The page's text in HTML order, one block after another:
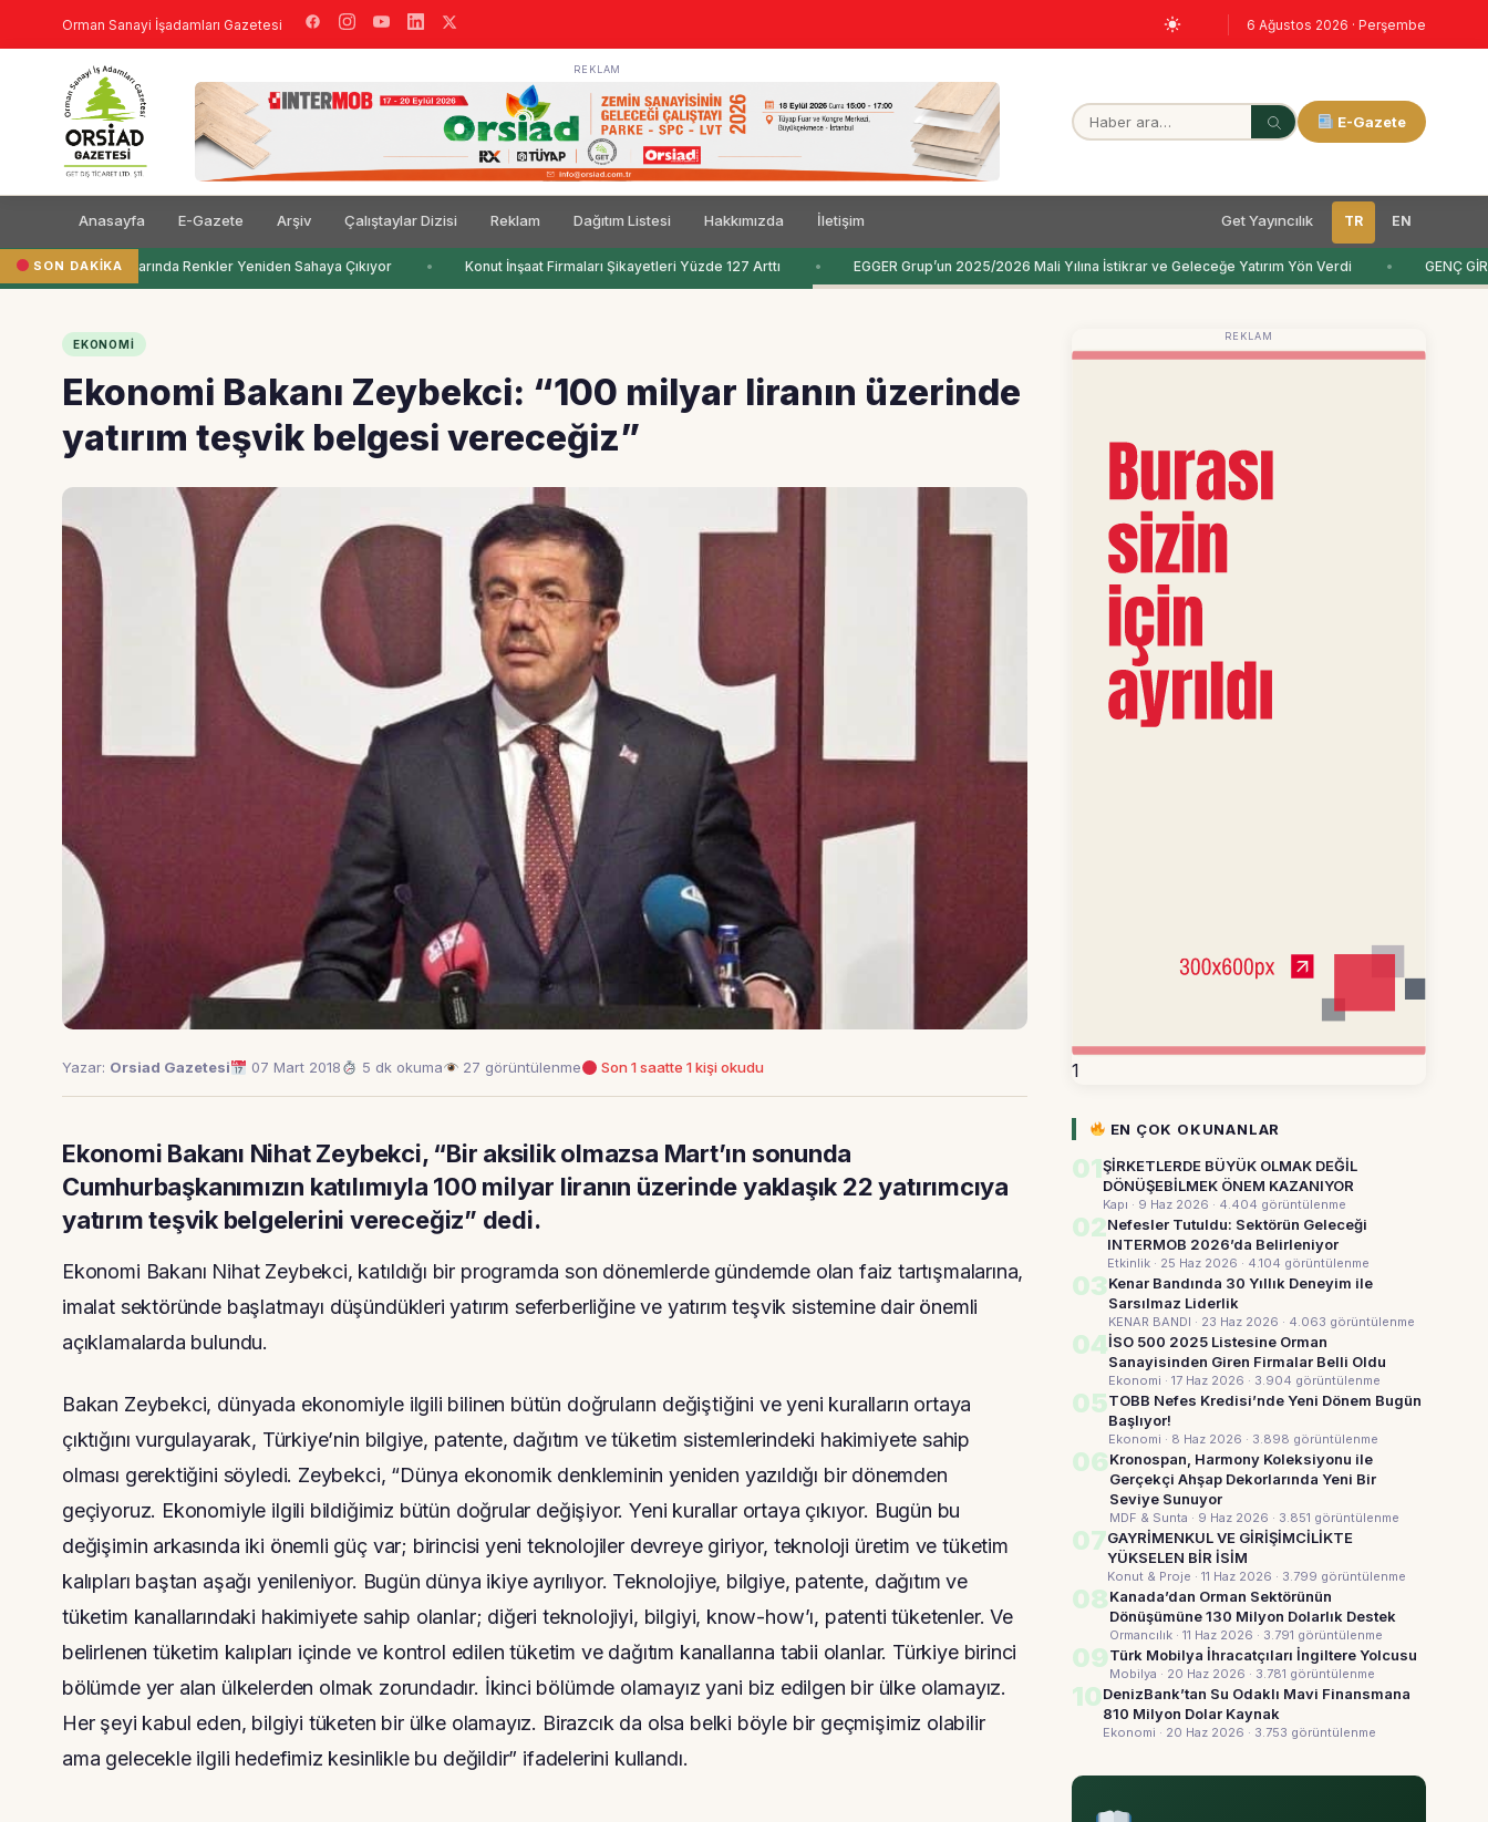
Orman Sanayi İşadamları Gazetesi 6 Ağustos 2026 · Perşembe
REKLAM
E-Gazete
Anasayfa E-Gazete Arşiv Çalıştaylar Dizisi Reklam Dağıtım Listesi Hakkımızda İletişim Get Yayıncılık TR EN
SON DAKIKA
Çocuk Odalarında Renkler Yeniden Sahaya Çıkıyor Konut İnşaat Firmaları Şikayetleri Yüzde 127 Arttı EGGER Grup’un 2025/2026 Mali Yılına İstikrar ve Geleceğe Yatırım Yön Verdi GENÇ
EKONOMI
Ekonomi Bakanı Zeybekci: “100 milyar liranın üzerinde
yatırım teşvik belgesi vereceğiz”
Yazar: Orsiad Gazetesi 07 Mart 2018 5 dk okuma 27 görüntülenme Son 1 saatte 1 kişi okudu
Ekonomi Bakanı Nihat Zeybekci, “Bir aksilik olmazsa Mart’ın sonunda
Cumhurbaşkanımızın katılımıyla 100 milyar liranın üzerinde yaklaşık 22 yatırımcıya
yatırım teşvik belgelerini vereceğiz” dedi.
Ekonomi Bakanı Nihat Zeybekci, katıldığı bir programda son dönemlerde gündemde olan faiz tartışmalarına,
imalat sektöründe başlatmayı düşündükleri yatırım seferberliğine ve yatırım teşvik sistemine dair önemli
açıklamalarda bulundu.
Bakan Zeybekci, dünyada ekonomiyle ilgili bilinen bütün doğruların değiştiğini ve yeni kuralların ortaya
çıktığını vurgulayarak, Türkiye’nin bilgiye, patente, dağıtım ve tüketim sistemlerindeki hakimiyete sahip
olması gerektiğini söyledi. Zeybekci, “Dünya ekonomik denkleminin yeniden yazıldığı bir dönemden
geçiyoruz. Ekonomiyle ilgili bildiğimiz bütün doğrular değişiyor. Yeni kurallar ortaya çıkıyor. Bugün bu
değişimin arkasında iki önemli güç var; birincisi yeni teknolojiler devreye giriyor, teknoloji üretim ve tüketim
kalıpları baştan aşağı yenileniyor. Bugün dünya ikiye ayrılıyor. Teknolojiye, bilgiye, patente, dağıtım ve
tüketim kanallarındaki hakimiyete sahip olanlar; diğeri teknolojiyi, bilgiyi, know-how’ı, patenti tüketenler. Ve
belirlenen tüketim kalıpları içinde ve kontrol edilen tüketim ve dağıtım kanallarına tabii olanlar. Türkiye birinci
bölümde yer alan ülkelerden olmak zorundadır. İkinci bölümde olamayız yani biz edilgen bir ülke olamayız.
Her şeyi kabul eden, bilgiyi tüketen bir ülke olamayız. Birazcık da olsa belki böyle bir geçmişimiz olabilir
ama gelecekle ilgili hedefimiz kesinlikle bu değildir” ifadelerini kullandı.
REKLAM
1
EN ÇOK OKUNANLAR
01ŞİRKETLERDE BÜYÜK OLMAK DEĞİL
DÖNÜŞEBİLMEK ÖNEM KAZANIYOR
Kapı · 9 Haz 2026 · 4.404 görüntülenme
02Nefesler Tutuldu: Sektörün Geleceği
INTERMOB 2026’da Belirleniyor
Etkinlik · 25 Haz 2026 · 4.104 görüntülenme
03Kenar Bandında 30 Yıllık Deneyim ile
Sarsılmaz Liderlik
KENAR BANDI · 23 Haz 2026 · 4.063 görüntülenme
04İSO 500 2025 Listesine Orman
Sanayisinden Giren Firmalar Belli Oldu
Ekonomi · 17 Haz 2026 · 3.904 görüntülenme
05TOBB Nefes Kredisi’nde Yeni Dönem Bugün
Başlıyor!
Ekonomi · 8 Haz 2026 · 3.898 görüntülenme
06Kronospan, Harmony Koleksiyonu ile
Gerçekçi Ahşap Dekorlarında Yeni Bir
Seviye Sunuyor
MDF & Sunta · 9 Haz 2026 · 3.851 görüntülenme
07GAYRİMENKUL VE GİRİŞİMCİLİKTE
YÜKSELEN BİR İSİM
Konut & Proje · 11 Haz 2026 · 3.799 görüntülenme
08Kanada’dan Orman Sektörünün
Dönüşümüne 130 Milyon Dolarlık Destek
Ormancılık · 11 Haz 2026 · 3.791 görüntülenme
09Türk Mobilya İhracatçıları İngiltere Yolcusu
Mobilya · 20 Haz 2026 · 3.781 görüntülenme
10DenizBank’tan Su Odaklı Mavi Finansmana
810 Milyon Dolar Kaynak
Ekonomi · 20 Haz 2026 · 3.753 görüntülenme